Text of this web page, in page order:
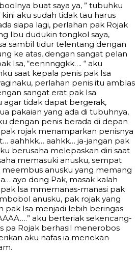
buat saya ya, ” tubuhku
aku sudah tidak tau harus
siapa lagi, perlahan pak Rojak
Ibu dudukin tongkol saya,
sambil tidur telentang dengan
ke atas, dengan sangat pelan
Isa, “eennnggkk…. “ aku
saat kepala penis pak Isa
perlahan penis itu amblas
sangat erat pak Isa
tidak dapat bergerak,
pakaian yang ada di tubuhnya,
dengan penis berada di depan
rojak menamparkan penisnya
aahhkk… aahkk… ja-jangan pak
berusaha melepaskan diri saat
memasuki anusku, sempat
meembus anusku yang memang
ayo dong Pak, masak kalah
Isa mmemanas-manasi pak
anusku, pak rojak yang
pak Isa menjadi lebih beringas
aku berteriak sekencang-
pa Rojak berhasil menerobos
aku nafas ia menekan